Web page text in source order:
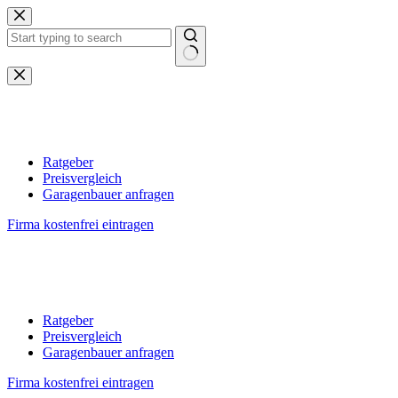
Zum
Inhalt
springen
Keine
Ergebnisse
Ratgeber
Preisvergleich
Garagenbauer anfragen
Firma kostenfrei eintragen
Ratgeber
Preisvergleich
Garagenbauer anfragen
Firma kostenfrei eintragen